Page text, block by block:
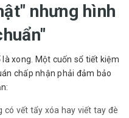
nhưng hình
xong. Một cuốn sổ tiết kiệm
chấp nhận phải đảm bảo
có vết tẩy xóa hay viết tay đè